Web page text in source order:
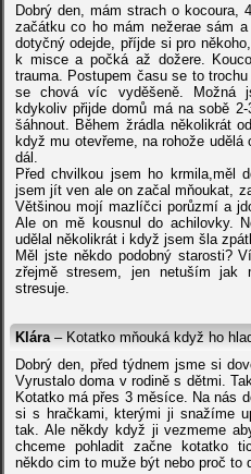
Dobrý den, mám strach o kocoura,
začátku co ho mám nežerae sám
dotyčný odejde, příjde si pro
k misce a počká až dožere.
trauma. Postupem času se to
se chová víc vyděšeně. Možná
kdykoliv přijde domů má na sobě
šáhnout. Během žrádla několikrát
když mu otevřeme, na rohože
dál.
Před chvilkou jsem ho krmila,měl
jsem jít ven ale on začal mňoukat,
Většinou mojí mazlíčci porůzmí a
Ale on mě kousnul do achilovky.
udělal několikrát i když jsem šla
Měl jste někdo podobný starosti?
zřejmě stresem, jen netuším
stresuje.
Klára– Kotatko mňouká když ho
Dobrý den, před týdnem jsme si
Vyrustalo doma v rodině s dětmi.
Kotatko má přes 3 měsíce. Na nás
si s hračkami, kterými ji snažíme
tak. Ale někdy když ji vezmeme
chceme pohladit začne kotatko
někdo cim to muže být nebo proč to